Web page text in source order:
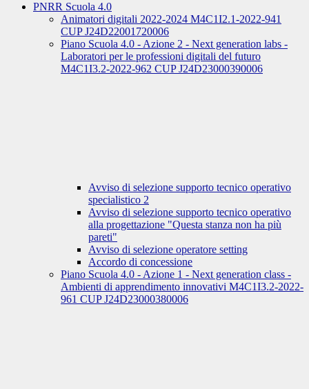
PNRR Scuola 4.0
Animatori digitali 2022-2024 M4C1I2.1-2022-941
CUP J24D22001720006
Piano Scuola 4.0 - Azione 2 - Next generation labs -
Laboratori per le professioni digitali del futuro
M4C1I3.2-2022-962 CUP J24D23000390006
Avviso di selezione supporto tecnico operativo
specialistico 2
Avviso di selezione supporto tecnico operativo
alla progettazione "Questa stanza non ha più
pareti"
Avviso di selezione operatore setting
Accordo di concessione
Piano Scuola 4.0 - Azione 1 - Next generation class -
Ambienti di apprendimento innovativi M4C1I3.2-2022-
961 CUP J24D23000380006